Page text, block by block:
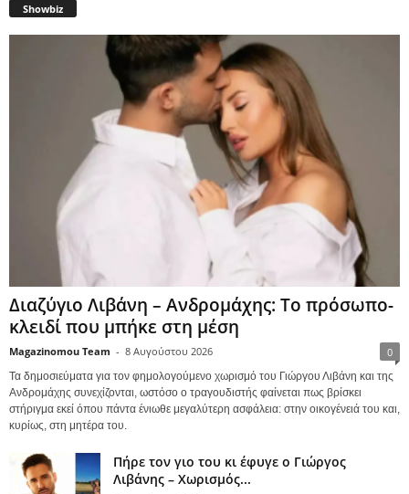
Showbiz
Διαζύγιο Λιβάνη – Ανδρομάχης: Το πρόσωπο-
κλειδί που μπήκε στη μέση
Magazinomou Team - 8 Αυγούστου 2026 0
Τα δημοσιεύματα για τον φημολογούμενο χωρισμό του Γιώργου Λιβάνη και της
Ανδρομάχης συνεχίζονται, ωστόσο ο τραγουδιστής φαίνεται πως βρίσκει
στήριγμα εκεί όπου πάντα ένιωθε μεγαλύτερη ασφάλεια: στην οικογένειά του και,
κυρίως, στη μητέρα του.
Πήρε τον γιο του κι έφυγε ο Γιώργος
Λιβάνης – Χωρισμός...